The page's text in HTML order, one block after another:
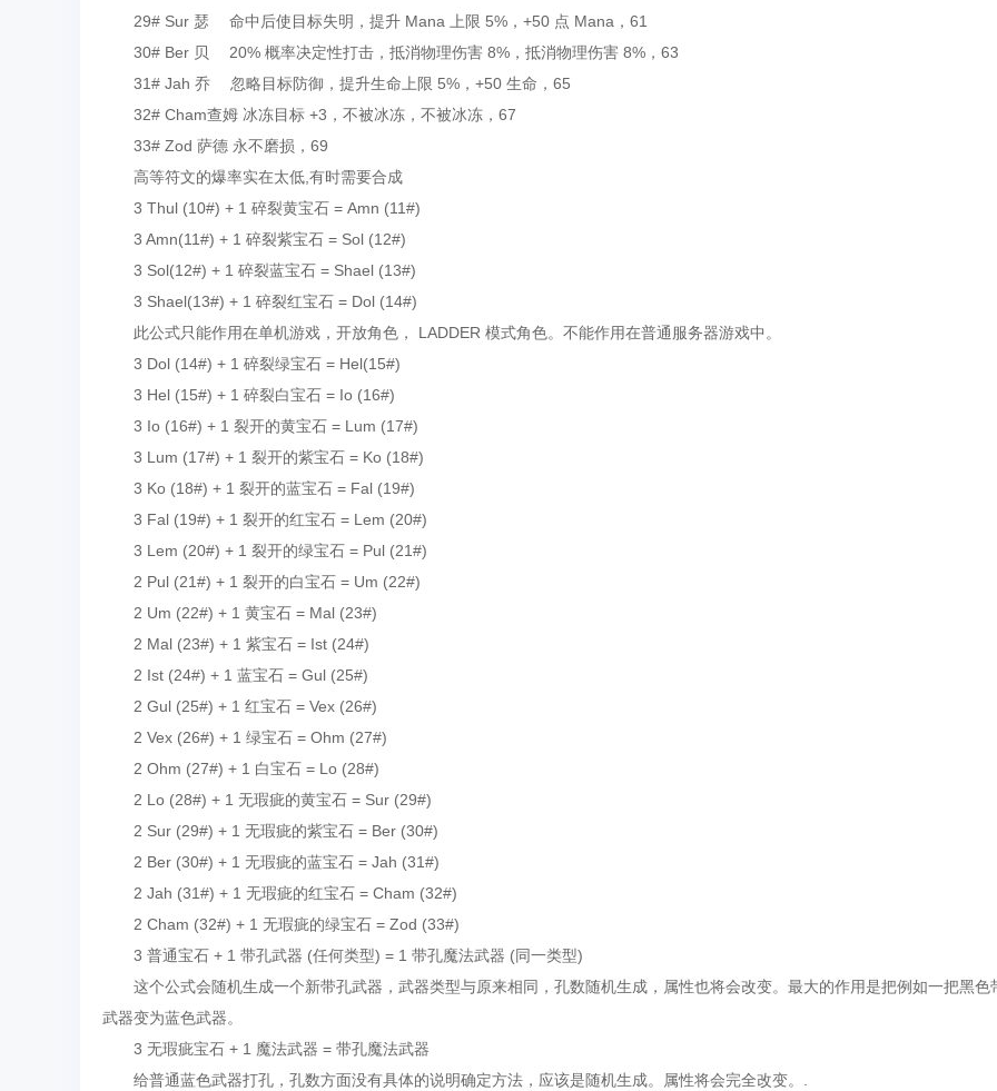
29# Sur 瑟 命中后使目标失明，提升 Mana 上限 5%，+50 点 Mana，61
30# Ber 贝 20% 概率决定性打击，抵消物理伤害 8%，抵消物理伤害 8%，63
31# Jah 乔 忽略目标防御，提升生命上限 5%，+50 生命，65
32# Cham查姆 冰冻目标 +3，不被冰冻，不被冰冻，67
33# Zod 萨德 永不磨损，69
高等符文的爆率实在太低,有时需要合成
3 Thul (10#) + 1 碎裂黄宝石 = Amn (11#)
3 Amn(11#) + 1 碎裂紫宝石 = Sol (12#)
3 Sol(12#) + 1 碎裂蓝宝石 = Shael (13#)
3 Shael(13#) + 1 碎裂红宝石 = Dol (14#)
此公式只能作用在单机游戏，开放角色， LADDER 模式角色。不能作用在普通服务器游戏中。
3 Dol (14#) + 1 碎裂绿宝石 = Hel(15#)
3 Hel (15#) + 1 碎裂白宝石 = Io (16#)
3 Io (16#) + 1 裂开的黄宝石 = Lum (17#)
3 Lum (17#) + 1 裂开的紫宝石 = Ko (18#)
3 Ko (18#) + 1 裂开的蓝宝石 = Fal (19#)
3 Fal (19#) + 1 裂开的红宝石 = Lem (20#)
3 Lem (20#) + 1 裂开的绿宝石 = Pul (21#)
2 Pul (21#) + 1 裂开的白宝石 = Um (22#)
2 Um (22#) + 1 黄宝石 = Mal (23#)
2 Mal (23#) + 1 紫宝石 = Ist (24#)
2 Ist (24#) + 1 蓝宝石 = Gul (25#)
2 Gul (25#) + 1 红宝石 = Vex (26#)
2 Vex (26#) + 1 绿宝石 = Ohm (27#)
2 Ohm (27#) + 1 白宝石 = Lo (28#)
2 Lo (28#) + 1 无瑕疵的黄宝石 = Sur (29#)
2 Sur (29#) + 1 无瑕疵的紫宝石 = Ber (30#)
2 Ber (30#) + 1 无瑕疵的蓝宝石 = Jah (31#)
2 Jah (31#) + 1 无瑕疵的红宝石 = Cham (32#)
2 Cham (32#) + 1 无瑕疵的绿宝石 = Zod (33#)
3 普通宝石 + 1 带孔武器 (任何类型) = 1 带孔魔法武器 (同一类型)
这个公式会随机生成一个新带孔武器，武器类型与原来相同，孔数随机生成，属性也将会改变。最大的作用是把例如一把黑色
武器变为蓝色武器。
3 无瑕疵宝石 + 1 魔法武器 = 带孔魔法武器
给普通蓝色武器打孔，孔数方面没有具体的说明确定方法，应该是随机生成。属性将会完全改变。.